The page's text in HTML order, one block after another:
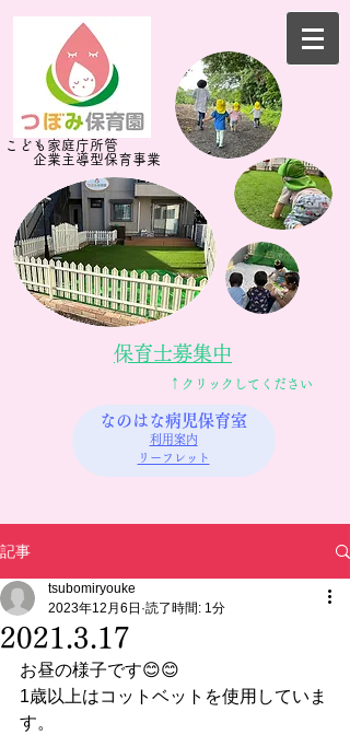
​​こども家庭庁所管
企業主導型​保育事業
​保育士募集中​
​↑クリックしてください
なのはな病児保育室
利用案内
リーフレット
記事
2021.3.17
tsubomiryouke
2023年12月6日 読了時間: 1分
お昼の様子です😊😊
1歳以上はコットベットを使用していま
す。